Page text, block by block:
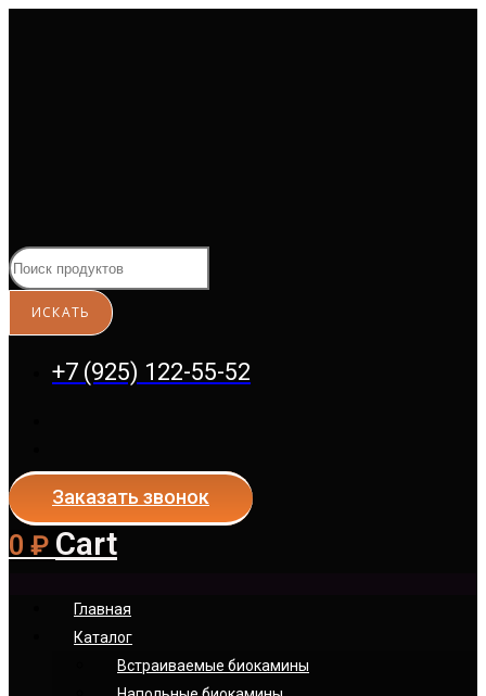
+7 (925) 122-55-52
Заказать звонок
0 ₽ Cart
Главная
Каталог
Встраиваемые биокамины